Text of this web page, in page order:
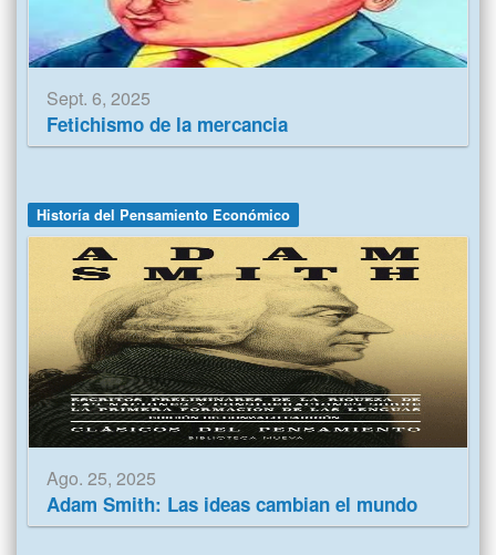
Sept. 6, 2025
Fetichismo de la mercancia
Historía del Pensamiento Económico
Ago. 25, 2025
Adam Smith: Las ideas cambian el mundo